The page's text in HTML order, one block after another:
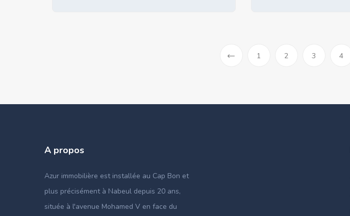
1 2 3 4
A propos
Azur immobilière est installée au Cap Bon et
plus précisément à Nabeul depuis 20 ans,
située à l'avenue Mohamed V en face du